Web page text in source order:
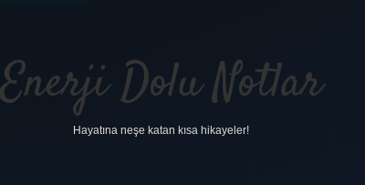
Enerji Dolu Notlar
Hayatına neşe katan kısa hikayeler!